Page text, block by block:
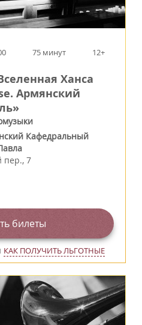
75 минут 12+
Ханса
Армянский
Кафедральный
пер., 7
билеты
КАК ПОЛУЧИТЬ ЛЬГОТНЫЕ